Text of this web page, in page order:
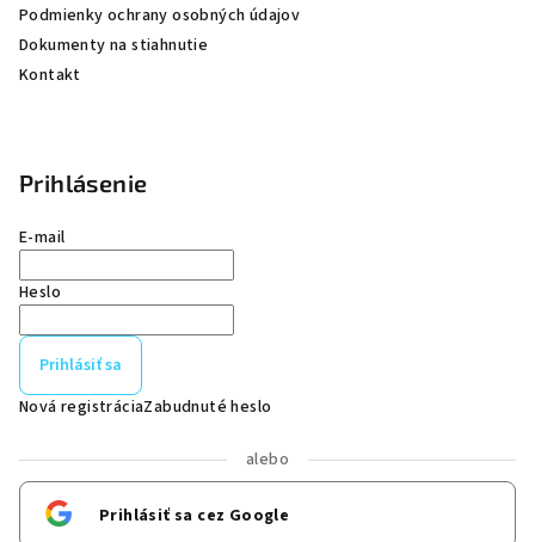
Podmienky ochrany osobných údajov
Dokumenty na stiahnutie
Kontakt
Prihlásenie
E-mail
Heslo
Prihlásiť sa
Nová registráciaZabudnuté heslo
alebo
Prihlásiť sa cez Google